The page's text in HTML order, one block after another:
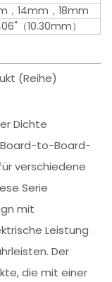
，14mm，18mm
（10.30mm）
(Reihe)
Dichte
to-Board-
verschiedene
Serie
mit
Leistung
Der
die mit einer